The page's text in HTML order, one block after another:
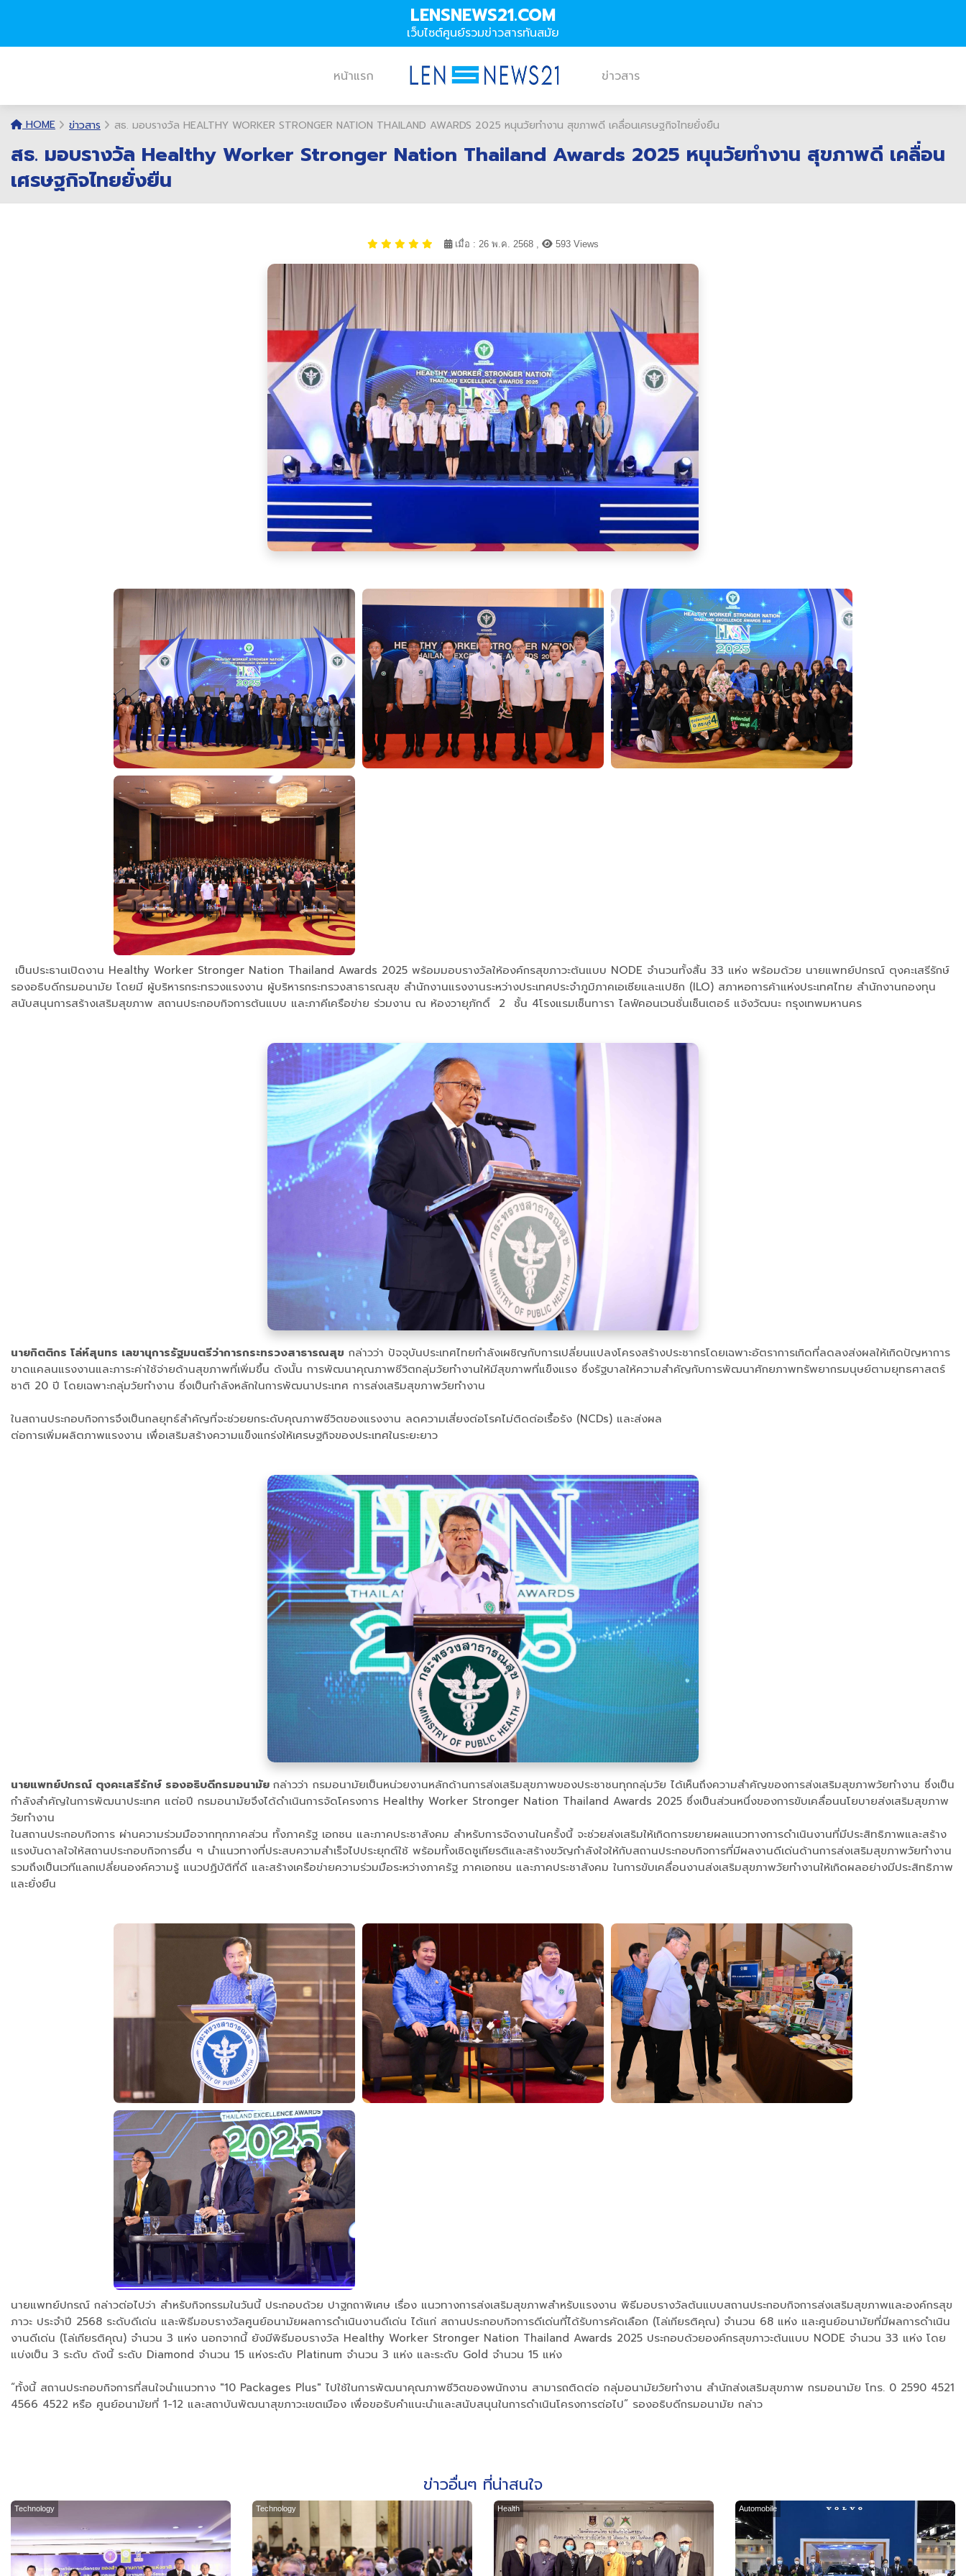
LENSNEWS21.COM
เว็บไซต์ศูนย์รวมข่าวสารทันสมัย
หน้าแรก ข่าวสาร
HOME ข่าวสาร สธ. มอบรางวัล HEALTHY WORKER STRONGER NATION THAILAND AWARDS 2025 หนุนวัยทำงาน สุขภาพดี เคลื่อนเศรษฐกิจไทยยั่งยืน
สธ. มอบรางวัล Healthy Worker Stronger Nation Thailand Awards 2025 หนุนวัยทำงาน สุขภาพดี เคลื่อน
เศรษฐกิจไทยยั่งยืน
เมื่อ : 26 พ.ค. 2568 , 593 Views
เป็นประธานเปิดงาน Healthy Worker Stronger Nation Thailand Awards 2025 พร้อมมอบรางวัลให้องค์กรสุขภาวะต้นแบบ NODE จำนวนทั้งสิ้น 33 แห่ง พร้อมด้วย นายแพทย์ปกรณ์ ตุงคะเสรีรักษ์
รองอธิบดีกรมอนามัย โดยมี ผู้บริหารกระทรวงแรงงาน ผู้บริหารกระทรวงสาธารณสุข สำนักงานแรงงานระหว่างประเทศประจำภูมิภาคเอเซียและแปซิก (ILO) สภาหอการค้าแห่งประเทศไทย สำนักงานกองทุน
สนับสนุนการสร้างเสริมสุขภาพ สถานประกอบกิจการต้นแบบ และภาคีเครือข่าย ร่วมงาน ณ ห้องวายุภักดิ์ 2 ชั้น 4โรงแรมเซ็นทารา ไลฟ์คอนเวนชั่นเซ็นเตอร์ แจ้งวัฒนะ กรุงเทพมหานคร
นายกิตติกร โล่ห์สุนทร เลขานุการรัฐมนตรีว่าการกระทรวงสาธารณสุข กล่าวว่า ปัจจุบันประเทศไทยกำลังเผชิญกับการเปลี่ยนแปลงโครงสร้างประชากรโดยเฉพาะอัตราการเกิดที่ลดลงส่งผลให้เกิดปัญหาการ
ขาดแคลนแรงงานและภาระค่าใช้จ่ายด้านสุขภาพที่เพิ่มขึ้น ดังนั้น การพัฒนาคุณภาพชีวิตกลุ่มวัยทำงานให้มีสุขภาพที่แข็งแรง ซึ่งรัฐบาลให้ความสำคัญกับการพัฒนาศักยภาพทรัพยากรมนุษย์ตามยุทธศาสตร์
ชาติ 20 ปี โดยเฉพาะกลุ่มวัยทำงาน ซึ่งเป็นกำลังหลักในการพัฒนาประเทศ การส่งเสริมสุขภาพวัยทำงาน
ในสถานประกอบกิจการจึงเป็นกลยุทธ์สำคัญที่จะช่วยยกระดับคุณภาพชีวิตของแรงงาน ลดความเสี่ยงต่อโรคไม่ติดต่อเรื้อรัง (NCDs) และส่งผล
ต่อการเพิ่มผลิตภาพแรงงาน เพื่อเสริมสร้างความแข็งแกร่งให้เศรษฐกิจของประเทศในระยะยาว
นายแพทย์ปกรณ์ ตุงคะเสรีรักษ์ รองอธิบดีกรมอนามัย กล่าวว่า กรมอนามัยเป็นหน่วยงานหลักด้านการส่งเสริมสุขภาพของประชาชนทุกกลุ่มวัย ได้เห็นถึงความสำคัญของการส่งเสริมสุขภาพวัยทำงาน ซึ่งเป็น
กำลังสำคัญในการพัฒนาประเทศ แต่อปี กรมอนามัยจึงได้ดำเนินการจัดโครงการ Healthy Worker Stronger Nation Thailand Awards 2025 ซึ่งเป็นส่วนหนึ่งของการขับเคลื่อนนโยบายส่งเสริมสุขภาพ
วัยทำงาน
ในสถานประกอบกิจการ ผ่านความร่วมมือจากทุกภาคส่วน ทั้งภาครัฐ เอกชน และภาคประชาสังคม สำหรับการจัดงานในครั้งนี้ จะช่วยส่งเสริมให้เกิดการขยายผลแนวทางการดำเนินงานที่มีประสิทธิภาพและสร้าง
แรงบันดาลใจให้สถานประกอบกิจการอื่น ๆ นำแนวทางที่ประสบความสำเร็จไปประยุกต์ใช้ พร้อมทั้งเชิดชูเกียรติและสร้างขวัญกำลังใจให้กับสถานประกอบกิจการที่มีผลงานดีเด่นด้านการส่งเสริมสุขภาพวัยทำงาน
รวมถึงเป็นเวทีแลกเปลี่ยนองค์ความรู้ แนวปฏิบัติที่ดี และสร้างเครือข่ายความร่วมมือระหว่างภาครัฐ ภาคเอกชน และภาคประชาสังคม ในการขับเคลื่อนงานส่งเสริมสุขภาพวัยทำงานให้เกิดผลอย่างมีประสิทธิภาพ
และยั่งยืน
นายแพทย์ปกรณ์ กล่าวต่อไปว่า สำหรับกิจกรรมในวันนี้ ประกอบด้วย ปาฐกถาพิเศษ เรื่อง แนวทางการส่งเสริมสุขภาพสำหรับแรงงาน พิธีมอบรางวัลต้นแบบสถานประกอบกิจการส่งเสริมสุขภาพและองค์กรสุข
ภาวะ ประจำปี 2568 ระดับดีเด่น และพิธีมอบรางวัลศูนย์อนามัยผลการดำเนินงานดีเด่น ได้แก่ สถานประกอบกิจการดีเด่นที่ได้รับการคัดเลือก (โล่เกียรติคุณ) จำนวน 68 แห่ง และศูนย์อนามัยที่มีผลการดำเนิน
งานดีเด่น (โล่เกียรติคุณ) จำนวน 3 แห่ง นอกจากนี้ ยังมีพิธีมอบรางวัล Healthy Worker Stronger Nation Thailand Awards 2025 ประกอบด้วยองค์กรสุขภาวะต้นแบบ NODE จำนวน 33 แห่ง โดย
แบ่งเป็น 3 ระดับ ดังนี้ ระดับ Diamond จำนวน 15 แห่งระดับ Platinum จำนวน 3 แห่ง และระดับ Gold จำนวน 15 แห่ง
“ทั้งนี้ สถานประกอบกิจการที่สนใจนำแนวทาง "10 Packages Plus" ไปใช้ในการพัฒนาคุณภาพชีวิตของพนักงาน สามารถติดต่อ กลุ่มอนามัยวัยทำงาน สำนักส่งเสริมสุขภาพ กรมอนามัย โทร. 0 2590 4521
4566 4522 หรือ ศูนย์อนามัยที่ 1-12 และสถาบันพัฒนาสุขภาวะเขตเมือง เพื่อขอรับคำแนะนำและสนับสนุนในการดำเนินโครงการต่อไป” รองอธิบดีกรมอนามัย กล่าว
ข่าวอื่นๆ ที่น่าสนใจ
Technology Technology Health Automobile